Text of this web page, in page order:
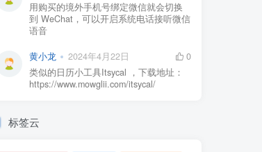
用购买的境外手机号绑定微信就会切换
到 WeChat，可以开启系统电话接听微信
语音
黄小龙 2024年4月22日
0
类似的日历小工具Itsycal ，下载地址：
https://www.mowglii.com/itsycal/
标签云